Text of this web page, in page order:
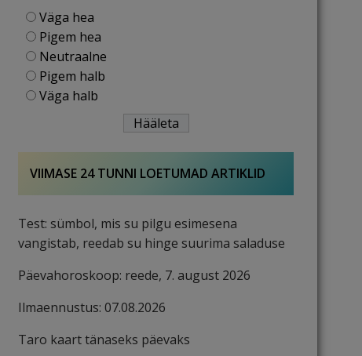
Väga hea
Pigem hea
Neutraalne
Pigem halb
Väga halb
VIIMASE 24 TUNNI LOETUMAD ARTIKLID
Test: sümbol, mis su pilgu esimesena
vangistab, reedab su hinge suurima saladuse
Päevahoroskoop: reede, 7. august 2026
Ilmaennustus: 07.08.2026
Taro kaart tänaseks päevaks